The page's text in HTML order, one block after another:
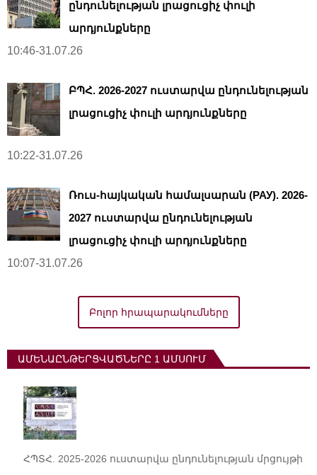
ընդունելության լրացուցիչ փուլի
արդյունքները
10:46-31.07.26
ԲՊՀ. 2026-2027 ուստարվա ընդունելության
լրացուցիչ փուլի արդյունքները
10:22-31.07.26
Ռուս-հայկական համալսարան (РАУ). 2026-
2027 ուստարվա ընդունելության
լրացուցիչ փուլի արդյունքները
10:07-31.07.26
Բոլոր հրապարակումները
ԱՄԵՆԱԸՆԹԵՐՑՎԱԾՆԵՐԸ 1 ԱՄՍՈՒՄ
ՀՊՏՀ. 2025-2026 ուստարվա ընդունելության մրցույթի